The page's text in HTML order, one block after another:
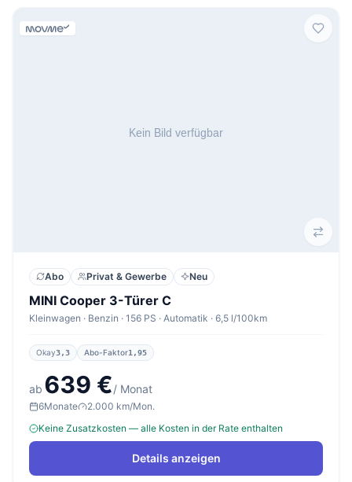
Abo Privat & Gewerbe Neu
MINI Cooper 3-Türer C
Kleinwagen · Benzin · 156 PS · Automatik · 6,5 l/100km
Okay3,3 Abo-Faktor1,95
ab 639 €/ Monat
6Monate
2.000 km/Mon.
Keine Zusatzkosten — alle Kosten in der Rate enthalten
Details anzeigen